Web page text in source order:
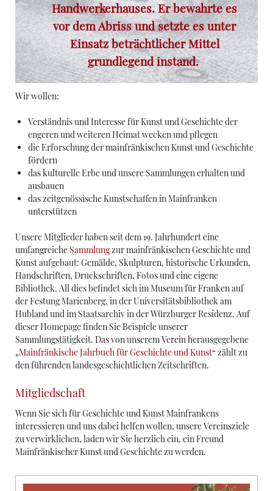
Handwerkerhauses. Er bewahrte es
vor dem Abriss und setzte es unter
Einsatz beträchtlicher Mittel
grundlegend instand.
Wir wollen:
Verständnis und Interesse für Kunst und Geschichte der
engeren und weiteren Heimat wecken und pflegen
die Erforschung der mainfränkischen Kunst und Geschichte
fördern
das kulturelle Erbe und unsere Sammlungen erhalten und
ausbauen
das zeitgenössische Kunstschaffen in Mainfranken
unterstützen
Unsere Mitglieder haben seit dem 19. Jahrhundert eine
umfangreiche Sammlungzur mainfränkischen Geschichte und
Kunst aufgebaut: Gemälde, Skulpturen, historische Urkunden,
Handschriften, Druckschriften, Fotos und eine eigene
Bibliothek. All dies befindet sich im Museum für Franken auf
der Festung Marienberg, in der Universitätsbibliothek am
Hubland und im Staatsarchiv in der Würzburger Residenz. Auf
dieser Homepage finden Sie Beispiele unserer
Sammlungstätigkeit. Das von unserem Verein herausgegebene
„Mainfränkische Jahrbuch für Geschichte und Kunst“ zählt zu
den führenden landesgeschichtlichen Zeitschriften.
Mitgliedschaft
Wenn Sie sich für Geschichte und Kunst Mainfrankens
interessieren und uns dabei helfen wollen, unsere Vereinsziele
zu verwirklichen, laden wir Sie herzlich ein, ein Freund
Mainfränkischer Kunst und Geschichte zu werden.